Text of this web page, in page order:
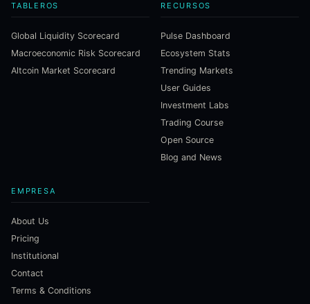
TABLEROS
Global Liquidity Scorecard
Macroeconomic Risk Scorecard
Altcoin Market Scorecard
RECURSOS
Pulse Dashboard
Ecosystem Stats
Trending Markets
User Guides
Investment Labs
Trading Course
Open Source
Blog and News
EMPRESA
About Us
Pricing
Institutional
Contact
Terms & Conditions